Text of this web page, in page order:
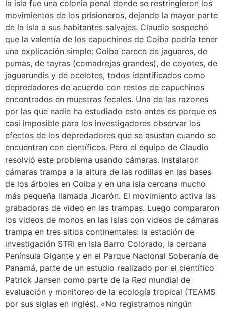
la isla fue una colonia penal donde se restringieron los
movimientos de los prisioneros, dejando la mayor parte
de la isla a sus habitantes salvajes. Claudio sospechó
que la valentía de los capuchinos de Coiba podría tener
una explicación simple: Coiba carece de jaguares, de
pumas, de tayras (comadrejas grandes), de coyotes, de
jaguarundis y de ocelotes, todos identificados como
depredadores de acuerdo con restos de capuchinos
encontrados en muestras fecales. Una de las razones
por las que nadie ha estudiado esto antes es porque es
casi imposible para los investigadores observar los
efectos de los depredadores que se asustan cuando se
encuentran con científicos. Pero el equipo de Claudio
resolvió este problema usando cámaras. Instalaron
cámaras trampa a la altura de las rodillas en las bases
de los árboles en Coiba y en una isla cercana mucho
más pequeña llamada Jicarón. El movimiento activa las
grabadoras de video en las trampas. Luego compararon
los videos de monos en las islas con videos de cámaras
trampa en tres sitios continentales: la estación de
investigación STRI en Isla Barro Colorado, la cercana
Península Gigante y en el Parque Nacional Soberanía de
Panamá, parte de un estudio realizado por el científico
Patrick Jansen como parte de la Red mundial de
evaluación y monitoreo de la ecología tropical (TEAMS
por sus siglas en inglés). «No registramos ningún